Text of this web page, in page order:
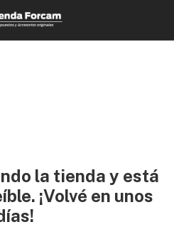
la tienda y está
¡Volvé en unos